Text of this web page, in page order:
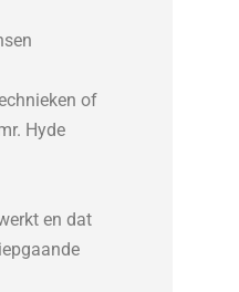
of
Hyde
en dat